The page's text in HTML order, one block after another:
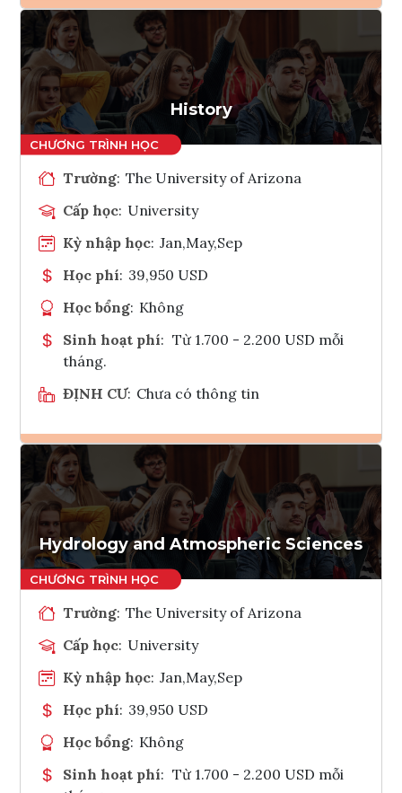
Ghi danh
Tham vấn Interlink
History
Trường: The University of Arizona
Cấp học: University
Kỳ nhập học: Jan,May,Sep
Học phí: 39,950 USD
Học bổng: Không
Sinh hoạt phí: Từ 1.700 - 2.200 USD mỗi
tháng.
ĐỊNH CƯ: Chưa có thông tin
Ghi danh
Tham vấn Interlink
Hydrology and Atmospheric Sciences
Trường: The University of Arizona
Cấp học: University
Kỳ nhập học: Jan,May,Sep
Học phí: 39,950 USD
Học bổng: Không
Sinh hoạt phí: Từ 1.700 - 2.200 USD mỗi